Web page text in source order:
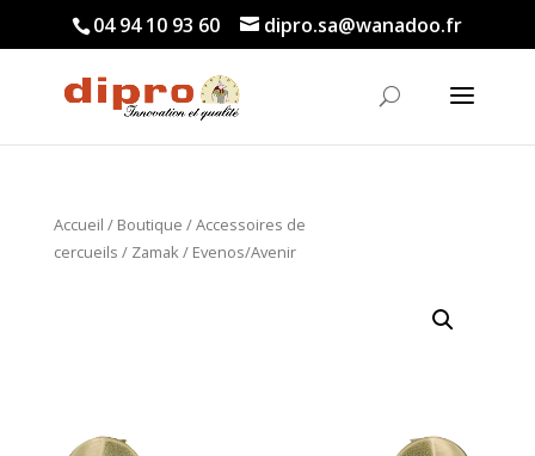
04 94 10 93 60 dipro.sa@wanadoo.fr
Accueil / Boutique /Accessoires de
cercueils / Zamak / Evenos/Avenir